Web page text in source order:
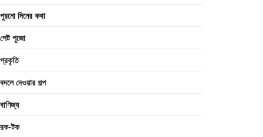
পুরনো দিনের কথা
পেট পুজো
প্রকৃতি
বদলে দেওয়ার গল্প
বাণিজ্য
রক-টক